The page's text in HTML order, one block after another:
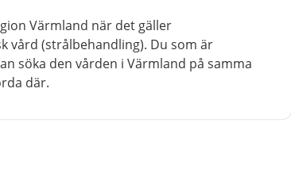
Värmland när det gäller
vård (strålbehandling). Du som är
söka den vården i Värmland på samma
där.